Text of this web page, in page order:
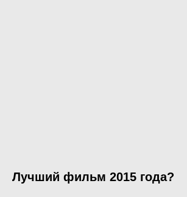
Лучший фильм 2015 года?